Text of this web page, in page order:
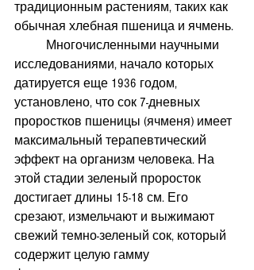
традиционным растениям, таких как
обычная хлебная пшеница и ячмень.
исследованиями, начало которых
датируется еще 1936 годом,
установлено, что сок 7-дневных
проростков пшеницы (ячменя) имеет
максимальный терапевтический
эффект на организм человека. На
этой стадии зеленый проросток
достигает длины 15-18 см. Его
срезают, измельчают и выжимают
свежий темно-зеленый сок, который
содержит целую гамму